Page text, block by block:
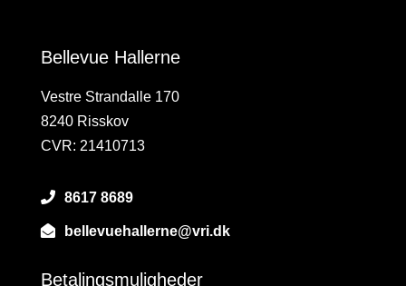
Bellevue Hallerne
Vestre Strandalle 170
8240 Risskov
CVR: 21410713
8617 8689
bellevuehallerne@vri.dk
Betalingsmuligheder